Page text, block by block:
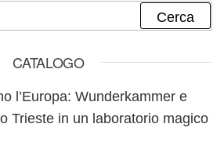
CATALOGO
l’Europa: Wunderkammer e
Trieste in un laboratorio magico